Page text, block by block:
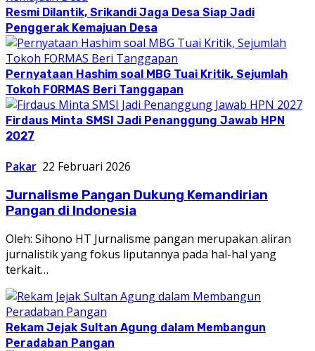
Resmi Dilantik, Srikandi Jaga Desa Siap Jadi
Penggerak Kemajuan Desa
Pernyataan Hashim soal MBG Tuai Kritik, Sejumlah
Tokoh FORMAS Beri Tanggapan
Firdaus Minta SMSI Jadi Penanggung Jawab HPN
2027
Pakar 22 Februari 2026
Jurnalisme Pangan Dukung Kemandirian
Pangan di Indonesia
Oleh: Sihono HT Jurnalisme pangan merupakan aliran
jurnalistik yang fokus liputannya pada hal-hal yang
terkait…
Rekam Jejak Sultan Agung dalam Membangun
Peradaban Pangan